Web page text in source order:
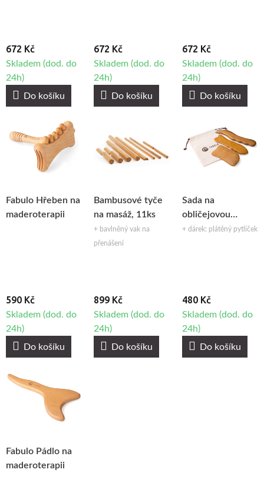
672 Kč
Skladem (dod. do
24h)
Do košíku
672 Kč
Skladem (dod. do
24h)
Do košíku
672 Kč
Skladem (dod. do
24h)
Do košíku
Fabulo Hřeben na
maderoterapii
590 Kč
Skladem (dod. do
24h)
Do košíku
Bambusové tyče
na masáž, 11ks
+ bavlněný vak na
přenášení
899 Kč
Skladem (dod. do
24h)
Do košíku
Sada na
obličejovou
maderoterapii
+ dárek: plátěný pytlíček
480 Kč
Skladem (dod. do
24h)
Do košíku
Fabulo Pádlo na
maderoterapii